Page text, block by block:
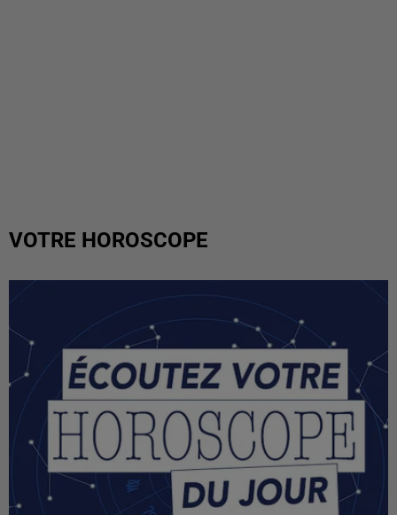
VOTRE HOROSCOPE